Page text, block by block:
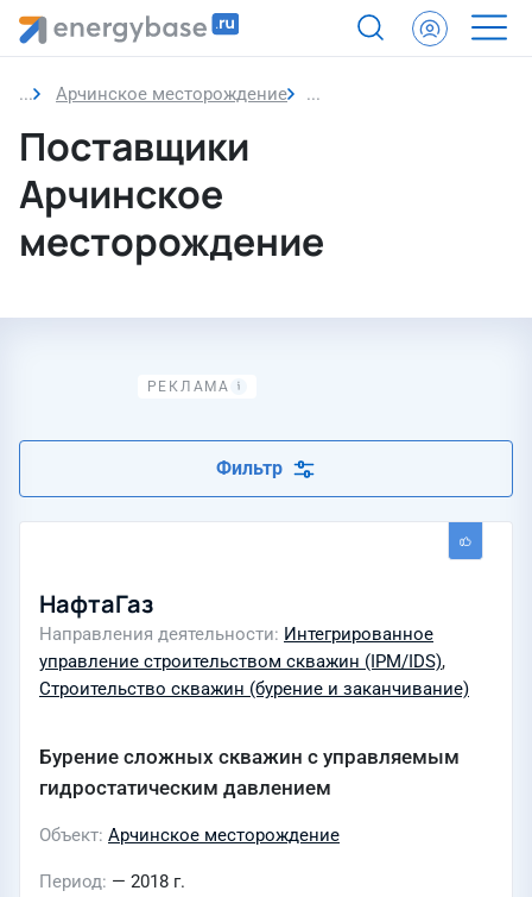
Арчинское месторождение Поставщики
Поставщики
Арчинское
месторождение
Фильтр
НафтаГаз
Направления деятельности Интегрированное
управление строительством скважин (IPM/IDS),
Строительство скважин (бурение и заканчивание)
Бурение сложных скважин с управляемым
гидростатическим давлением
Объект Арчинское месторождение
Период — 2018 г.